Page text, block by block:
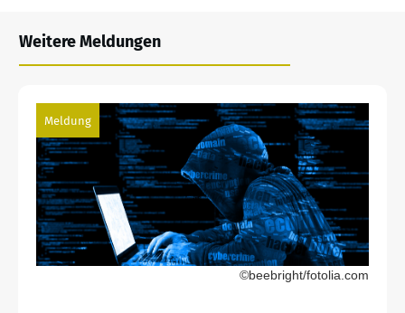
Weitere Meldungen
Meldung
©beebright/fotolia.com